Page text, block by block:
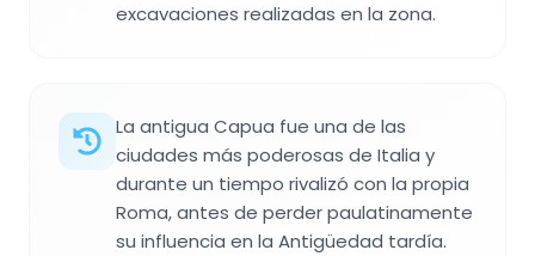
excavaciones realizadas en la zona.
La antigua Capua fue una de las
ciudades más poderosas de Italia y
durante un tiempo rivalizó con la propia
Roma, antes de perder paulatinamente
su influencia en la Antigüedad tardía.